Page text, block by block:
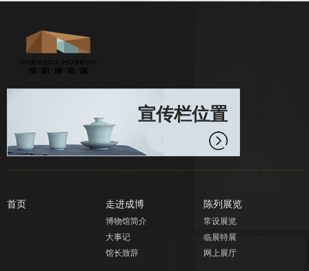
宣传栏位置
首页 走进成博
博物馆简介
大事记
馆长致辞
陈列展览
常设展览
临展特展
网上展厅